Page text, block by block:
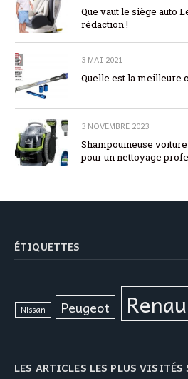
Que vaut le siège auto
rédaction !
3 MAI 2021
Quelle est la meilleure
3 NOVEMBRE 2023
Shampouineuse
pour un nettoyage
ÉTIQUETTES
Nissan Peugeot
LES ARTICLES LES PLUS VISITÉS